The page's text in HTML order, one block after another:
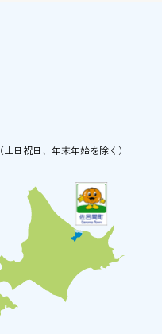
（土日祝日、年末年始を除く）